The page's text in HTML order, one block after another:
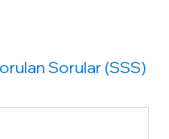
Sorular (SSS)